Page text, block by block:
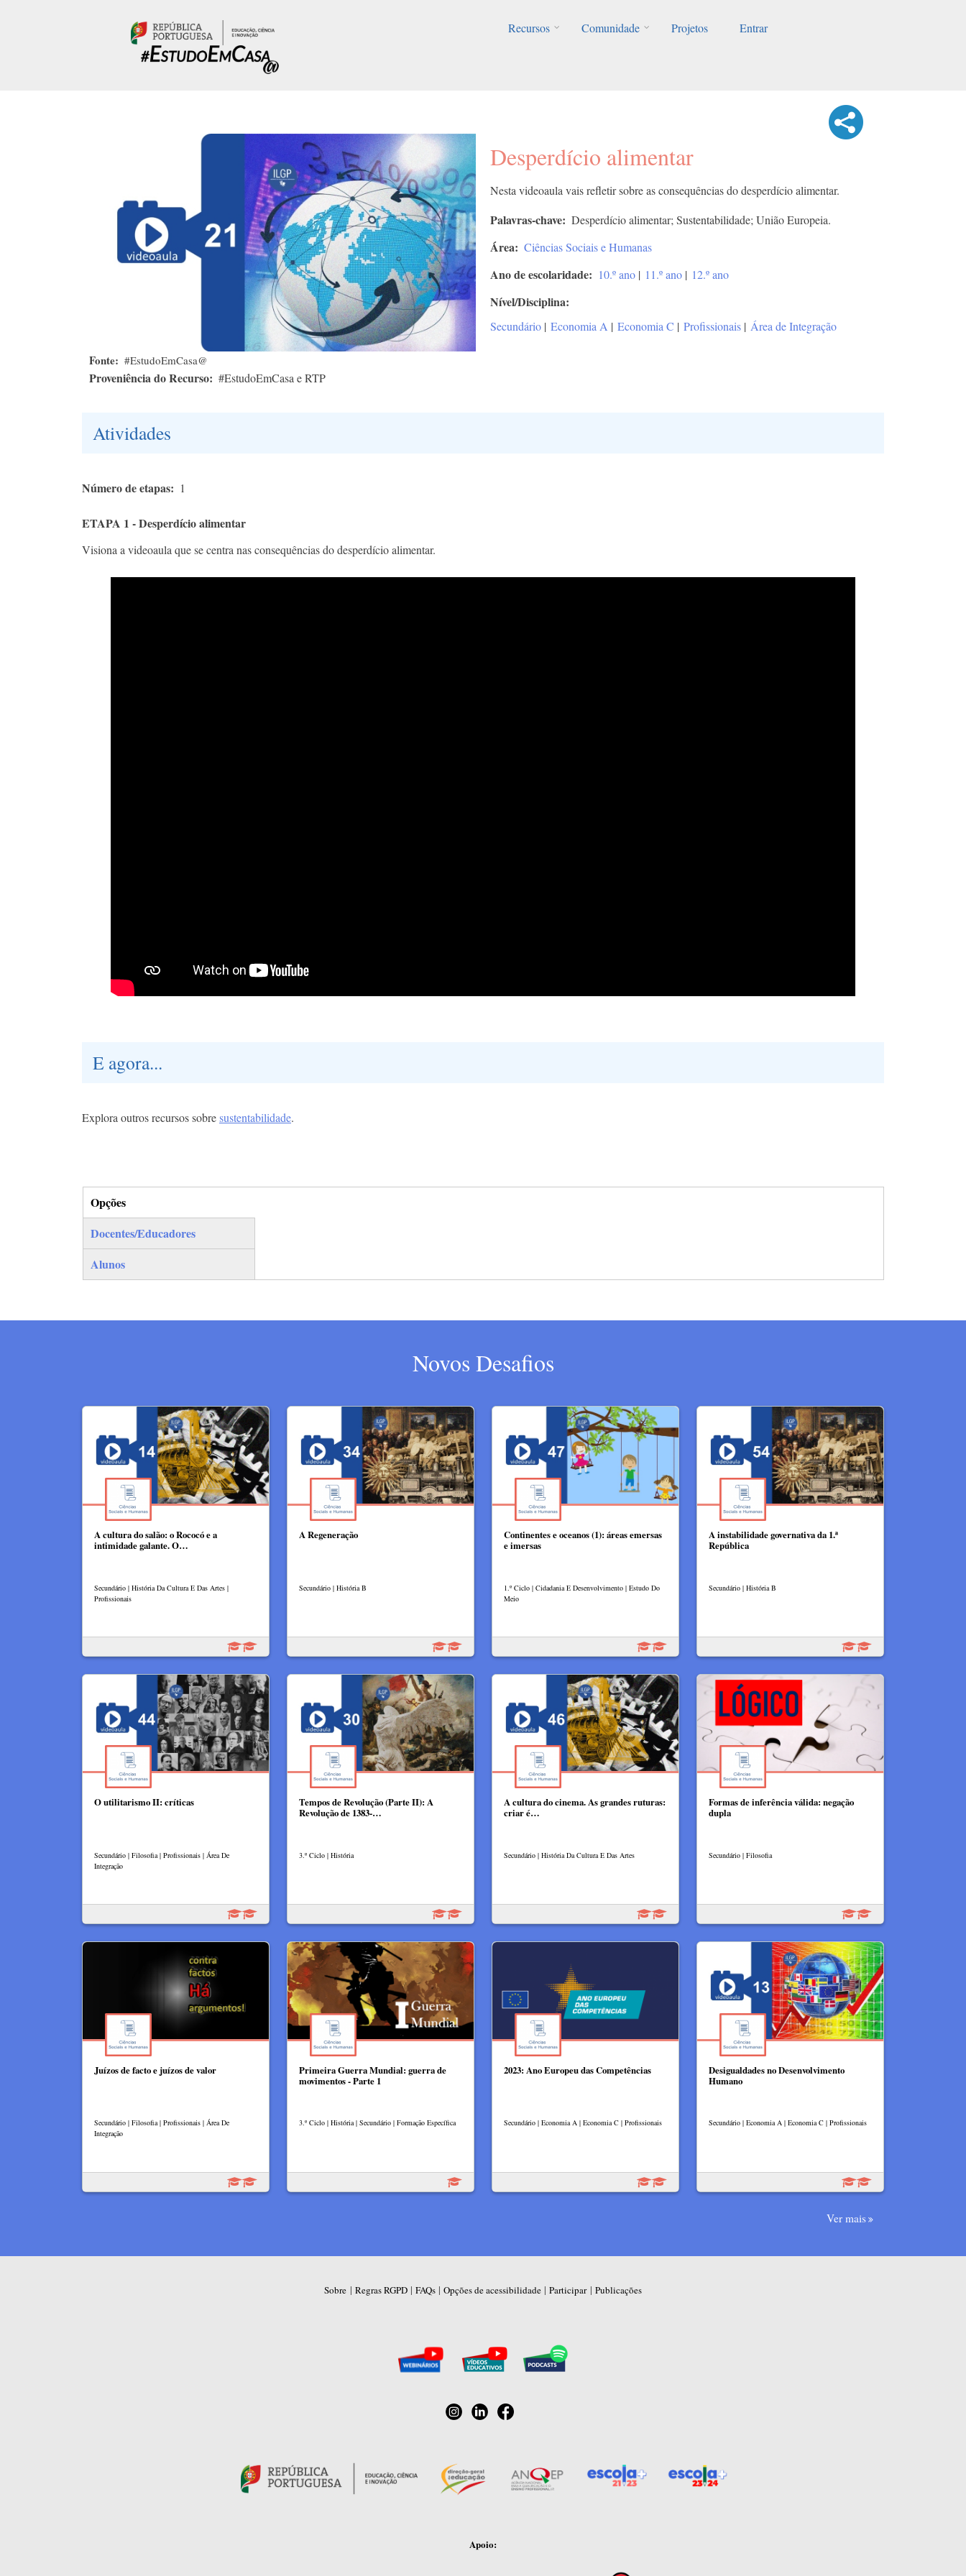
Recursos
Comunidade Projetos Entrar
Fonte #EstudoEmCasa@
Proveniência do Recurso #EstudoEmCasa e RTP
Desperdício alimentar
Nesta videoaula vais refletir sobre as consequências do desperdício alimentar.
Palavras-chave Desperdício alimentar; Sustentabilidade; União Europeia.
Área Ciências Sociais e Humanas
Ano de escolaridade 10.º ano | 11.º ano | 12.º ano
Nível/Disciplina
Secundário | Economia A | Economia C | Profissionais | Área de Integração
Atividades
Número de etapas 1
ETAPA 1 - Desperdício alimentar
Visiona a videoaula que se centra nas consequências do desperdício alimentar.
E agora...
Explora outros recursos sobresustentabilidade.
Opções
(separador ativo)
Docentes/Educadores
Alunos
Novos Desafios
A cultura do salão: o Rococó e a
intimidade galante. O…
Secundário | História Da Cultura E Das Artes |
Profissionais
A Regeneração
Secundário | História B
Continentes e oceanos (1): áreas emersas
e imersas
1.º Ciclo | Cidadania E Desenvolvimento | Estudo Do
Meio
A instabilidade governativa da 1.ª
República
Secundário | História B
O utilitarismo II: críticas
Secundário | Filosofia | Profissionais | Área De
Integração
Tempos de Revolução (Parte II): A
Revolução de 1383-…
3.º Ciclo | História
A cultura do cinema. As grandes ruturas:
criar é…
Secundário | História Da Cultura E Das Artes
Formas de inferência válida: negação
dupla
Secundário | Filosofia
Juízos de facto e juízos de valor
Secundário | Filosofia | Profissionais | Área De
Integração
Primeira Guerra Mundial: guerra de
movimentos - Parte 1
3.º Ciclo | História | Secundário | Formação Específica
2023: Ano Europeu das Competências
Secundário | Economia A | Economia C | Profissionais
Desigualdades no Desenvolvimento
Humano
Secundário | Economia A | Economia C | Profissionais
Ver mais
Sobre | Regras RGPD | FAQs | Opções de acessibilidade | Participar| Publicações
Apoio: